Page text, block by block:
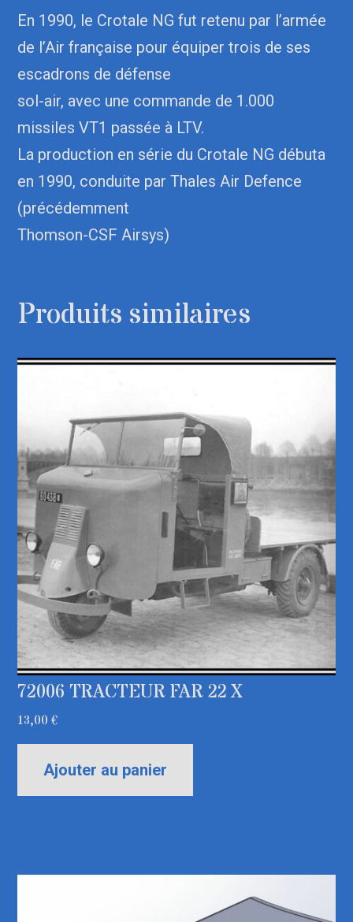
En 1990, le Crotale NG fut retenu par l’armée
de l’Air française pour équiper trois de ses
escadrons de défense
sol-air, avec une commande de 1.000
missiles VT1 passée à LTV.
La production en série du Crotale NG débuta
en 1990, conduite par Thales Air Defence
(précédemment
Thomson-CSF Airsys)
Produits similaires
72006 TRACTEUR FAR 22 X
13,00€
Ajouter au panier